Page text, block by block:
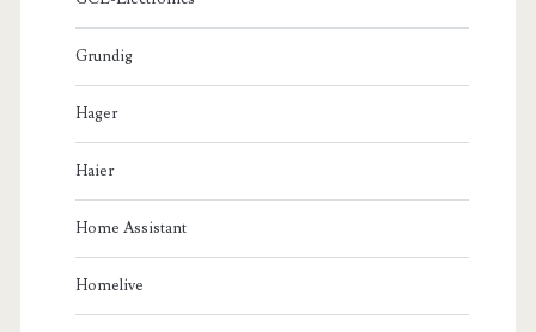
Grundig
Hager
Haier
Home Assistant
Homelive